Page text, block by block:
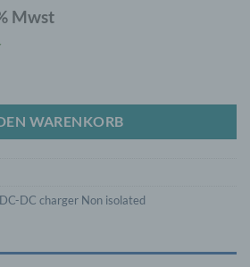
Mwst
WARENKORB
DC charger Non isolated